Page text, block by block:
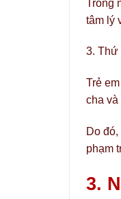
Trong
tâm lý
3. Thứ
Trẻ
cha và
Do
phạm
3.